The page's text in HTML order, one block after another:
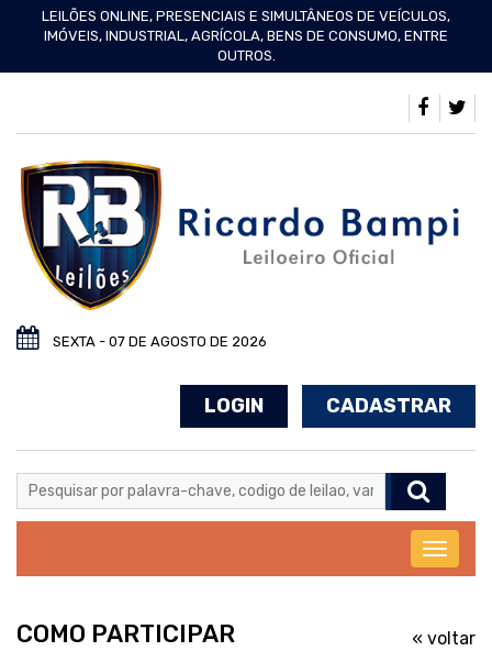
LEILÕES ONLINE, PRESENCIAIS E SIMULTÂNEOS DE VEÍCULOS,
IMÓVEIS, INDUSTRIAL, AGRÍCOLA, BENS DE CONSUMO, ENTRE
OUTROS.
SEXTA - 07 DE AGOSTO DE 2026
LOGIN CADASTRAR
Abrir
menu
COMO PARTICIPAR « voltar